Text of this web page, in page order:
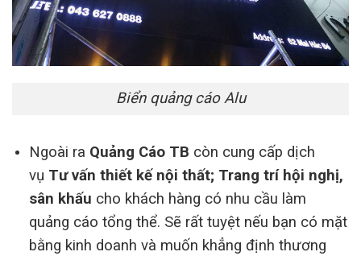
Biển quảng cáo Alu
Ngoài ra Quảng Cáo TB còn cung cấp dịch
vụ Tư vấn thiết kế nội thất; Trang trí hội nghị,
sân khấu cho khách hàng có nhu cầu làm
quảng cáo tổng thể. Sẽ rất tuyệt nếu bạn có mặt
bằng kinh doanh và muốn khẳng định thương